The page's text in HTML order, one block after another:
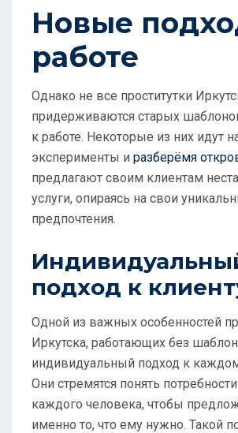
Новые
работе
Однако не все проститутки
придерживаются старых
к работе. Некоторые из них идут
эксперименты и разберёмя
предлагают своим клиентам
услуги, опираясь на свои
предпочтения.
подход к
Одной из важных особенностей
Иркутска, работающих без
индивидуальный подход к
Они стремятся понять
каждого человека, чтобы
именно то, что ему нужно. Такой